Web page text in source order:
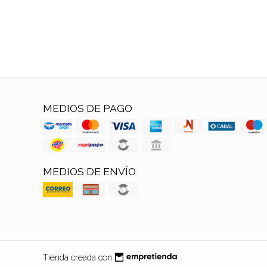
MEDIOS DE PAGO
MEDIOS DE ENVÍO
Tienda creada con